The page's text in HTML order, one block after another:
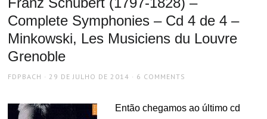
Complete Symphonies – Cd 4 de 4 –
Minkowski, Les Musiciens du Louvre
Grenoble
AUTHOR
FDPBACH
POSTED
29 DE JULHO DE 2014 6 COMMENTS
Então chegamos ao último cd